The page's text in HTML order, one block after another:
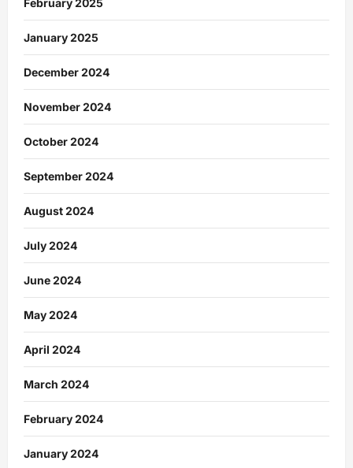
February 2025
January 2025
December 2024
November 2024
October 2024
September 2024
August 2024
July 2024
June 2024
May 2024
April 2024
March 2024
February 2024
January 2024